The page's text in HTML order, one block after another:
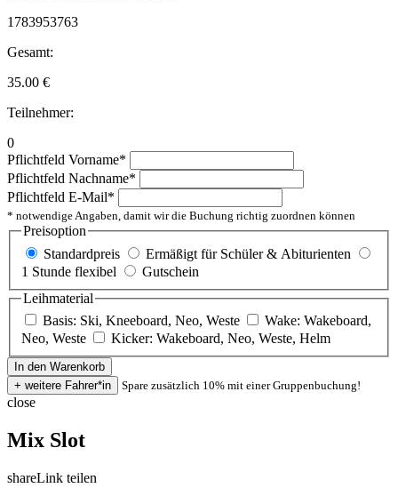
1783953763
Gesamt:
35.00 €
Teilnehmer:
0
Pflichtfeld Vorname*
Pflichtfeld Nachname*
Pflichtfeld E-Mail*
* notwendige Angaben, damit wir die Buchung richtig zuordnen können
Preisoption
Standardpreis
Ermäßigt für Schüler & Abiturienten
1 Stunde flexibel
Gutschein
Leihmaterial
Basis: Ski, Kneeboard, Neo, Weste
Wake: Wakeboard,
Neo, Weste
Kicker: Wakeboard, Neo, Weste, Helm
Spare zusätzlich 10% mit einer Gruppenbuchung!
close
Mix Slot
shareLink teilen